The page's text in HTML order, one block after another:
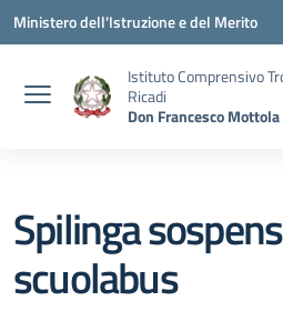
Vai ai contenuti
Vai al menu di navigazione
Vai al footer
Ministero dell'Istruzione e del Merito
Istituto Comprensivo
Ricadi
Don Francesco Mottola
Spilinga
scuolabus